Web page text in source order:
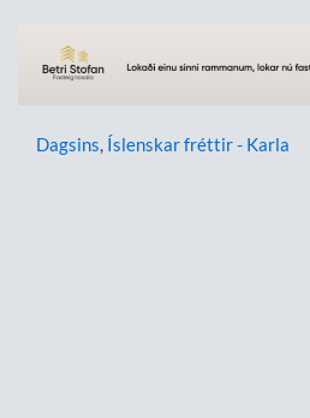
Dagsins, Íslenskar fréttir - Karla